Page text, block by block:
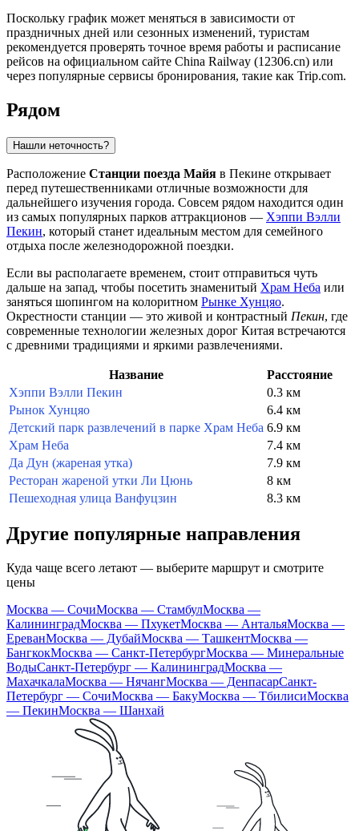
Поскольку график может меняться в зависимости от
праздничных дней или сезонных изменений, туристам
рекомендуется проверять точное время работы и расписание
рейсов на официальном сайте China Railway (12306.cn) или
через популярные сервисы бронирования, такие как Trip.com.
Рядом
Нашли неточность?
Расположение Станции поезда Майя в Пекине открывает
перед путешественниками отличные возможности для
дальнейшего изучения города. Совсем рядом находится один
из самых популярных парков аттракционов — Хэппи Вэлли
Пекин, который станет идеальным местом для семейного
отдыха после железнодорожной поездки.
Если вы располагаете временем, стоит отправиться чуть
дальше на запад, чтобы посетить знаменитый Храм Неба или
заняться шопингом на колоритном Рынке Хунцяо.
Окрестности станции — это живой и контрастный Пекин, где
современные технологии железных дорог Китая встречаются
с древними традициями и яркими развлечениями.
Название
Расстояние
Хэппи Вэлли Пекин
0.3 км
Рынок Хунцяо
6.4 км
Детский парк развлечений в парке Храм Неба 6.9 км
Храм Неба
7.4 км
Да Дун (жареная утка)
7.9 км
Ресторан жареной утки Ли Цюнь
8 км
Пешеходная улица Ванфуцзин
8.3 км
Другие популярные направления
Куда чаще всего летают — выберите маршрут и смотрите
цены
Москва — СочиМосква — СтамбулМосква —
КалининградМосква — ПхукетМосква — АнтальяМосква —
ЕреванМосква — ДубайМосква — ТашкентМосква —
БангкокМосква — Санкт-ПетербургМосква — Минеральные
ВодыСанкт-Петербург — КалининградМосква —
МахачкалаМосква — НячангМосква — ДенпасарСанкт-
Петербург — СочиМосква — БакуМосква — ТбилисиМосква
— ПекинМосква — Шанхай